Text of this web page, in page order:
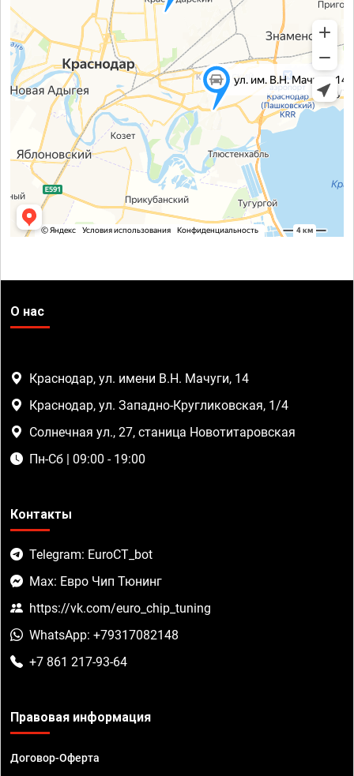
О нас
Краснодар, ул. имени В.Н. Мачуги, 14
Краснодар, ул. Западно-Кругликовская, 1/4
Солнечная ул., 27, станица Новотитаровская
Пн-Сб | 09:00 - 19:00
Контакты
Telegram: EuroCT_bot
Max: Евро Чип Тюнинг
https://vk.com/euro_chip_tuning
WhatsApp: +79317082148
+7 861 217-93-64
Правовая информация
Договор-Оферта